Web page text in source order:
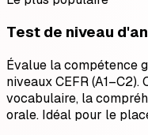
Test de niveau
Évalue la compétence
niveaux CEFR
vocabulaire, la
orale. Idéal pour le